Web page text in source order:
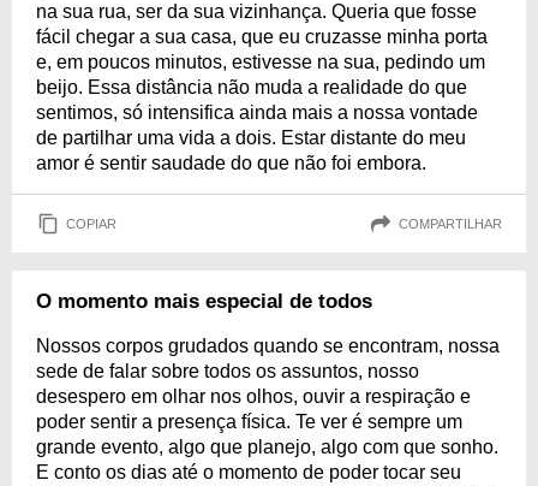
na sua rua, ser da sua vizinhança. Queria que fosse
fácil chegar a sua casa, que eu cruzasse minha porta
e, em poucos minutos, estivesse na sua, pedindo um
beijo. Essa distância não muda a realidade do que
sentimos, só intensifica ainda mais a nossa vontade
de partilhar uma vida a dois. Estar distante do meu
amor é sentir saudade do que não foi embora.
COPIAR COMPARTILHAR
O momento mais especial de todos
Nossos corpos grudados quando se encontram, nossa
sede de falar sobre todos os assuntos, nosso
desespero em olhar nos olhos, ouvir a respiração e
poder sentir a presença física. Te ver é sempre um
grande evento, algo que planejo, algo com que sonho.
E conto os dias até o momento de poder tocar seu